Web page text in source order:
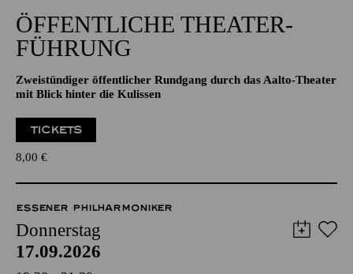
ÖFFENTLICHE THEATER­
FÜHRUNG
Zweistündiger öffentlicher Rundgang durch das Aalto-Theater
mit Blick hinter die Kulissen
TICKETS
8,00 €
ESSENER PHILHARMONIKER
Donnerstag
17.09.2026